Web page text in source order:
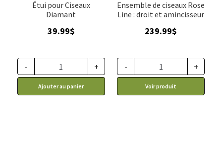
Étui pour Ciseaux
Diamant
39.99$
- +
Ajouter au panier
Ensemble de ciseaux Rose
Line : droit et amincisseur
239.99$
- +
Voir produit